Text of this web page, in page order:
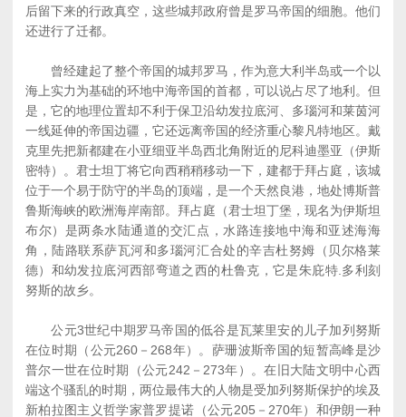
后留下来的行政真空，这些城邦政府曾是罗马帝国的细胞。他们
还进行了迁都。
曾经建起了整个帝国的城邦罗马，作为意大利半岛或一个以
海上实力为基础的环地中海帝国的首都，可以说占尽了地利。但
是，它的地理位置却不利于保卫沿幼发拉底河、多瑙河和莱茵河
一线延伸的帝国边疆，它还远离帝国的经济重心黎凡特地区。戴
克里先把新都建在小亚细亚半岛西北角附近的尼科迪墨亚（伊斯
密特）。君士坦丁将它向西稍稍移动一下，建都于拜占庭，该城
位于一个易于防守的半岛的顶端，是一个天然良港，地处博斯普
鲁斯海峡的欧洲海岸南部。拜占庭（君士坦丁堡，现名为伊斯坦
布尔）是两条水陆通道的交汇点，水路连接地中海和亚述海海
角，陆路联系萨瓦河和多瑙河汇合处的辛吉杜努姆（贝尔格莱
德）和幼发拉底河西部弯道之西的杜鲁克，它是朱庇特.多利刻
努斯的故乡。
公元3世纪中期罗马帝国的低谷是瓦莱里安的儿子加列努斯
在位时期（公元260－268年）。萨珊波斯帝国的短暂高峰是沙
普尔一世在位时期（公元242－273年）。在旧大陆文明中心西
端这个骚乱的时期，两位最伟大的人物是受加列努斯保护的埃及
新柏拉图主义哲学家普罗提诺（公元205－270年）和伊朗一种